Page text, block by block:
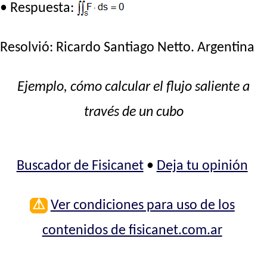
• Respuesta:
Resolvió: Ricardo Santiago Netto. Argentina
Ejemplo, cómo calcular el flujo saliente a
través de un cubo
Buscador de Fisicanet• Deja tu opinión
⚠ Ver condiciones para uso de los
contenidos de fisicanet.com.ar